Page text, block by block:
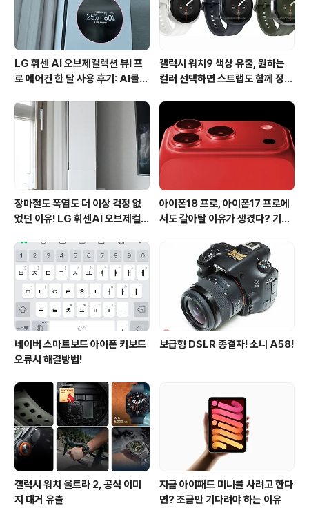
LG 휘센 AI 오브제컬렉션 뷰I 프
로 에어컨 한 달 사용 후기: AI콜드
갤럭시 워치9 색상 유출, 원하는
컬러 선택하면 스트랩도 함께 정해
장마철도 폭염도 더 이상 걱정 없
었던 이유! LG 휘센AI 오브제컬렉
사용 후기
아이폰18 프로, 아이폰17 프로에
서도 갈아탈 이유가 생겼다? 기대
네이버 스마트보드 아이폰 키보드
오류시 해결방법!
보급형 DSLR 종결자! 소니 A58!
갤럭시 워치 울트라 2, 공식 이미
지 대거 유출
지금 아이패드 미니를 사려고 한다
면? 조금만 기다려야 하는 이유